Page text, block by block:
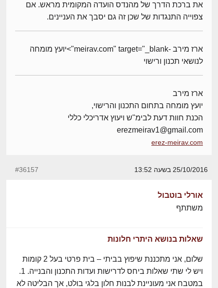
את ברכת הדרך של מהנדס הועדה המקומית מראש. אם
צפוייה התנגדות של שכן זה גם יסבך את העניינים.
ארז מירב -meirav.com" target="_blank">יועץ מומחה
לנושאי תכנון ורישוי
ארז מירב
יועץ מומחה בתחום התכנון והרישוי,
הכנת חוות דעת לבימ"ש ויעוץ אדריכלי כללי
erezmeirav1@gmail.com
erez-meirav.com
25/10/2016 בשעה 13:52 #36157
אורלי בוטבול
משתתף
שאלות בנושא היתרי חלונות
שלום, אני מתכננת שיפוץ בביתי – בית פרטי בעל 2 קומות
ויש לי שתי שאלות ביחס לדרישות ועדות התכנון והבנייה. 1.
במטבח אני מעוניינת לבנות חלון בלגי בולט, אך הבליטה לא